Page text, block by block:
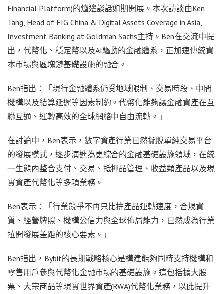
Financial Platform)的爐邊談話如期開展。本次訪談由Ken
Tang, Head of FIG China & Digital Assets Coverage in Asia,
Investment Banking at Goldman Sachs主持。Ben在交流中提
出，代幣化、穩定幣以及AI驅動的金融體系，正加速傳統資
本市場與區塊鏈基礎設施的融合。
Ben指出：「現行金融體系仍受地域限制、交易時段、中間
機構以及結算延遲等因素制約。代幣化能夠讓金融資產在互
聯互通、運轉高效的全球網絡中自由流轉。」
在討論中，Ben表示，數字資產行業已然擺脫單純交易平台
的發展模式，逐步演進為更綜合的金融基礎設施領域，在統
一生態內整合支付、交易、抵押品管理、收益類產品以及現
實資產代幣化等多項業務。
Ben表示：「行業競爭不再只比拚產品運轉速度，合規資
質、經營牌照、機構公信力與全球佈局能力，已然成為行業
拉開發展差距的核心要素。」
Ben指出，Bybit的長期戰略核心是構建能夠同時支持機構和
零售用戶參與代幣化金融市場的基礎設施。這包括擴大股
票、大宗商品等現實世界資產(RWA)代幣化業務，以此提升